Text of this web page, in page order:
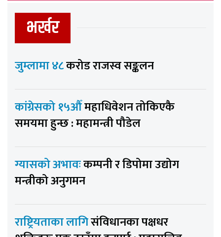
भर्खर
जुम्लामा ४८करोड राजस्व सङ्कलन
कांग्रेसको १५औँमहाधिवेशन तोकिएकै
समयमा हुन्छ : महामन्त्री पौडेल
ग्यासको अभावःकम्पनी र डिपोमा उद्योग
मन्त्रीको अनुगमन
राष्ट्रियताका लागिसंविधानका पक्षधर